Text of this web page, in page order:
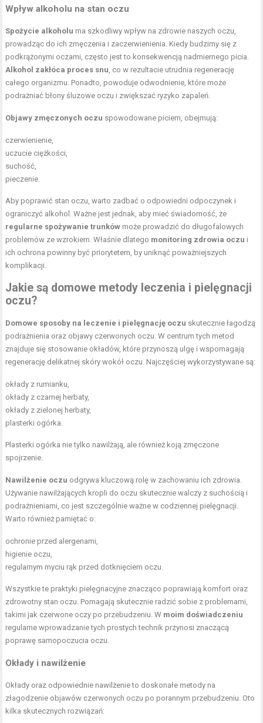
Wpływ alkoholu na stan oczu
Spożycie alkoholu ma szkodliwy wpływ na zdrowie naszych oczu,
prowadząc do ich zmęczenia i zaczerwienienia. Kiedy budzimy się z
podkrążonymi oczami, często jest to konsekwencją nadmiernego picia.
Alkohol zakłóca proces snu, co w rezultacie utrudnia regenerację
całego organizmu. Ponadto, powoduje odwodnienie, które może
podrażniać błony śluzowe oczu i zwiększać ryzyko zapaleń.
Objawy zmęczonych oczu spowodowane piciem, obejmują:
czerwienienie,
uczucie ciężkości,
suchość,
pieczenie.
Aby poprawić stan oczu, warto zadbać o odpowiedni odpoczynek i
ograniczyć alkohol. Ważne jest jednak, aby mieć świadomość, że
regularne spożywanie trunków może prowadzić do długofalowych
problemów ze wzrokiem. Właśnie dlatego monitoring zdrowia oczu i
ich ochrona powinny być priorytetem, by uniknąć poważniejszych
komplikacji.
Jakie są domowe metody leczenia i pielęgnacji
oczu?
Domowe sposoby na leczenie i pielęgnację oczu skutecznie łagodzą
podrażnienia oraz objawy czerwonych oczu. W centrum tych metod
znajduje się stosowanie okładów, które przynoszą ulgę i wspomagają
regenerację delikatnej skóry wokół oczu. Najczęściej wykorzystywane są:
okłady z rumianku,
okłady z czarnej herbaty,
okłady z zielonej herbaty,
plasterki ogórka.
Plasterki ogórka nie tylko nawilżają, ale również koją zmęczone
spojrzenie.
Nawilżenie oczu odgrywa kluczową rolę w zachowaniu ich zdrowia.
Używanie nawilżających kropli do oczu skutecznie walczy z suchością i
podrażnieniami, co jest szczególnie ważne w codziennej pielęgnacji.
Warto również pamiętać o:
ochronie przed alergenami,
higienie oczu,
regularnym myciu rąk przed dotknięciem oczu.
Wszystkie te praktyki pielęgnacyjne znacząco poprawiają komfort oraz
zdrowotny stan oczu. Pomagają skutecznie radzić sobie z problemami,
takimi jak czerwone oczy po przebudzeniu. W moim doświadczeniu
regularne wprowadzanie tych prostych technik przynosi znaczącą
poprawę samopoczucia oczu.
Okłady i nawilżenie
Okłady oraz odpowiednie nawilżenie to doskonałe metody na
złagodzenie objawów czerwonych oczu po porannym przebudzeniu. Oto
kilka skutecznych rozwiązań: